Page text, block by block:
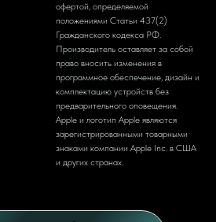
офертой, определяемой
положениями Статьи 437(2)
Гражданского кодекса РФ.
Производитель оставляет за собой
право вносить изменения в
программное обеспечение, дизайн и
комплектацию устройств без
предварительного оповещения.
Apple и логотип Apple являются
зарегистрированными товарными
знаками компании Apple Inc. в США
и других странах.